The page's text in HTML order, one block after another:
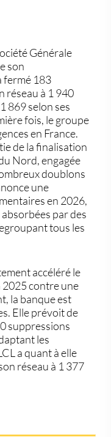
Générale
son
fermé 183
réseau à 1 940
869 selon ses
fois, le groupe
en France.
de la finalisation
Nord, engagée
doublons
une
en 2026,
par des
tous les
accéléré le
2025 contre une
la banque est
Elle prévoit de
suppressions
les
a quant à elle
réseau à 1 377